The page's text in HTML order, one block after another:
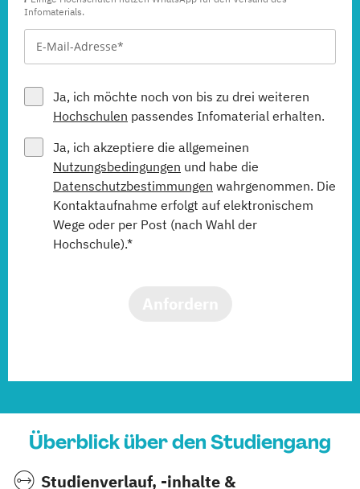
Infomaterials.
Ja, ich möchte noch von bis zu drei weiteren
Hochschulen passendes Infomaterial erhalten.
Ja, ich akzeptiere die allgemeinen
Nutzungsbedingungen und habe die
Datenschutzbestimmungen wahrgenommen. Die
Kontaktaufnahme erfolgt auf elektronischem
Wege oder per Post (nach Wahl der
Hochschule).*
Überblick über den Studiengang
Studienverlauf, -inhalte &